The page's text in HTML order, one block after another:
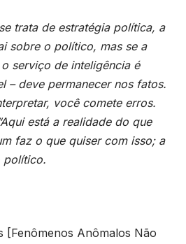
trata de estratégia política, a
sobre o político, mas se a
serviço de inteligência é
– deve permanecer nos fatos.
você comete erros.
está a realidade do que
faz o que quiser com isso; a
político.
[Fenômenos Anômalos Não